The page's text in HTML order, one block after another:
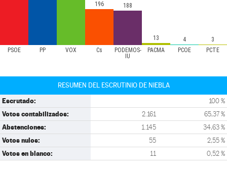
PSOE PP VOX Cs
PODEMOS-
IU
PACMA PCOE PCTE
196 188
13 4 3
RESUMEN DEL ESCRUTINIO DE NIEBLA
Escrutado: 100 %
Votos contabilizados: 2.161 65,37 %
Abstenciones: 1.145 34,63 %
Votos nulos: 55 2,55 %
Votos en blanco: 11 0,52 %